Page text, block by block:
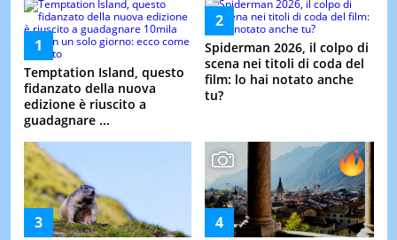
Temptation Island, questo
fidanzato della nuova
edizione è riuscito a
guadagnare ...
Spiderman 2026, il colpo di
scena nei titoli di coda del
film: lo hai notato anche
tu?